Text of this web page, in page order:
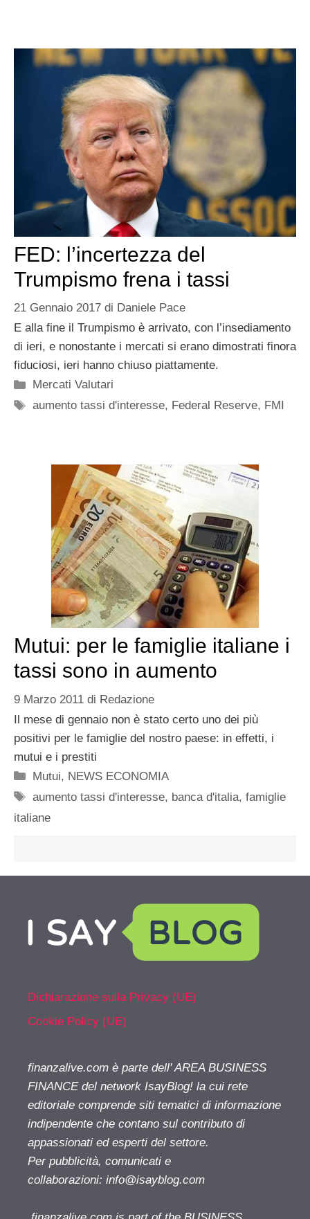
FED: l’incertezza del
Trumpismo frena i tassi
21 Gennaio 2017 di Daniele Pace
E alla fine il Trumpismo è arrivato, con l’insediamento
di ieri, e nonostante i mercati si erano dimostrati finora
fiduciosi, ieri hanno chiuso piattamente.
Categorie
Mercati Valutari
Tag
aumento tassi d'interesse, Federal Reserve, FMI
Mutui: per le famiglie italiane i
tassi sono in aumento
9 Marzo 2011 di Redazione
Il mese di gennaio non è stato certo uno dei più
positivi per le famiglie del nostro paese: in effetti, i
mutui e i prestiti
Categorie
Mutui, NEWS ECONOMIA
Tag
aumento tassi d'interesse, banca d'italia,famiglie
italiane
Dichiarazione sulla Privacy (UE)
Cookie Policy (UE)
finanzalive.com è parte dell' AREA BUSINESS
FINANCE del network IsayBlog! la cui rete
editoriale comprende siti tematici di informazione
indipendente che contano sul contributo di
appassionati ed esperti del settore.
Per pubblicità, comunicati e
collaborazioni: info@isayblog.com